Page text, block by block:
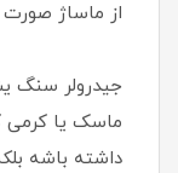
از ماساژ
جیدرولر سنگ
ماسک یا کرمی
داشته باشه